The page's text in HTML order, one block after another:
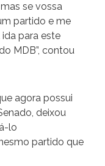
se vossa
partido e me
ida para este
MDB”, contou
agora possui
deixou
lo
partido que